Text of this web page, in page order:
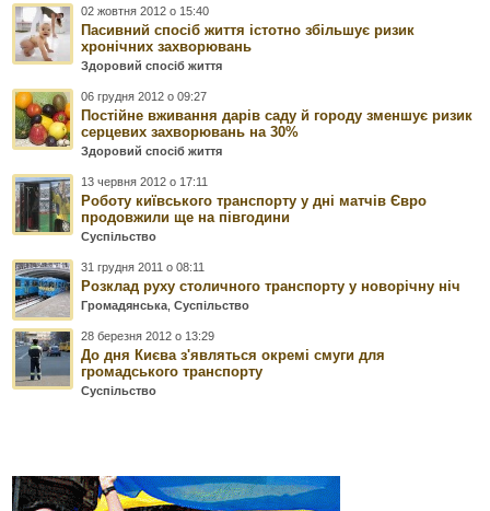
02 жовтня 2012 о 15:40
Пасивний спосіб життя істотно збільшує ризик
хронічних захворювань
Здоровий спосіб життя
06 грудня 2012 о 09:27
Постійне вживання дарів саду й городу зменшує ризик
серцевих захворювань на 30%
Здоровий спосіб життя
13 червня 2012 о 17:11
Роботу київського транспорту у дні матчів Євро
продовжили ще на півгодини
Суспільство
31 грудня 2011 о 08:11
Розклад руху столичного транспорту у новорічну ніч
Громадянська ,Суспільство
28 березня 2012 о 13:29
До дня Києва з'являться окремі смуги для
громадського транспорту
Суспільство